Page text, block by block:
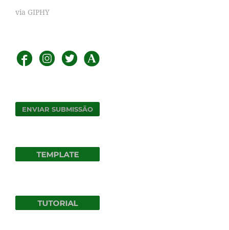
via GIPHY
ENVIAR SUBMISSÃO